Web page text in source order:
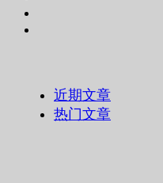
近期文章
热门文章